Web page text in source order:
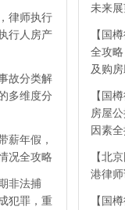
律师执行
行人房产
故分类解
多维度分
薪年假，
况全攻略
非法捕
犯罪，重
未来展
【国
全攻
及购
【国
房屋
因素
【北
港律师
【国